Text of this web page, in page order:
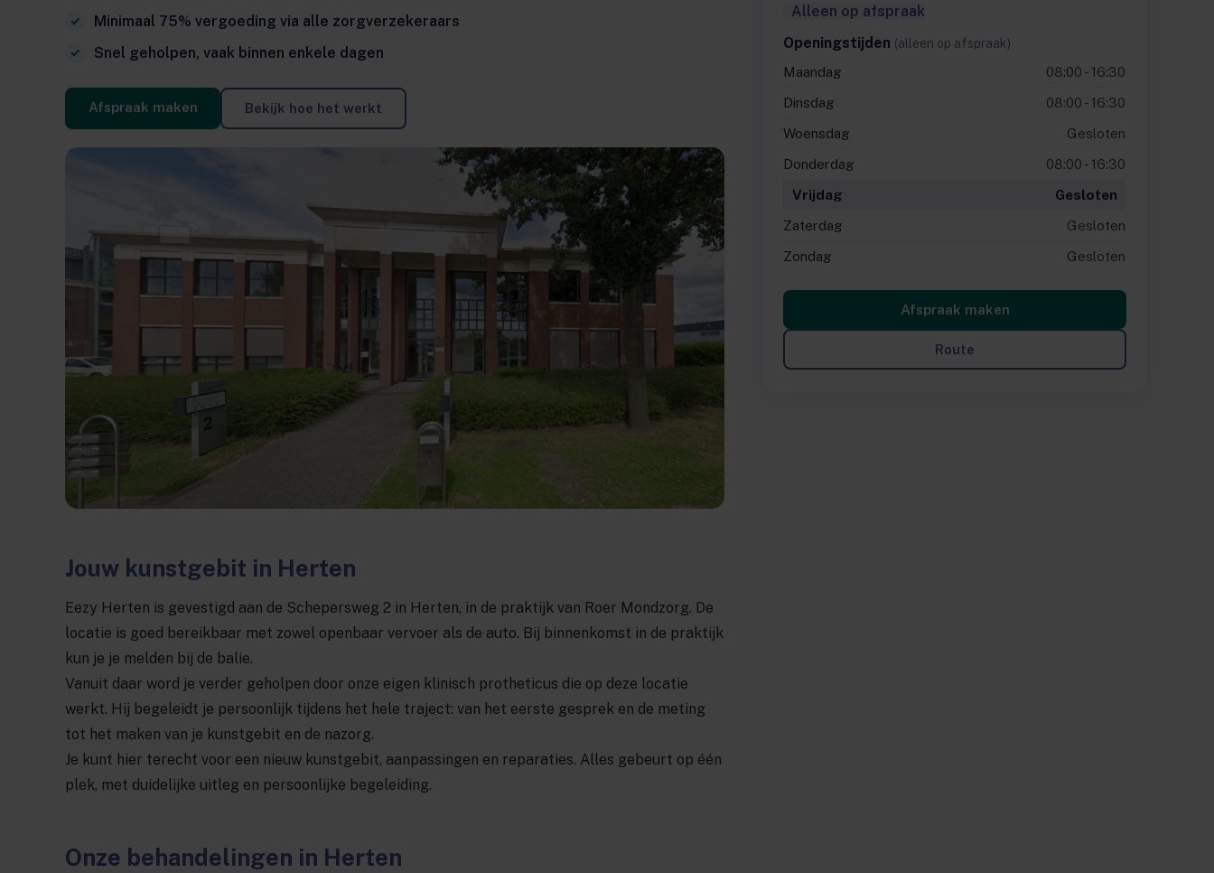
Minimaal 75% vergoeding via alle zorgverzekeraars
Snel geholpen, vaak binnen enkele dagen
Afspraak maken Bekijk hoe het werkt
Jouw kunstgebit in Herten
Eezy Herten is gevestigd aan de Schepersweg 2 in Herten, in de praktijk van Roer Mondzorg. De
locatie is goed bereikbaar met zowel openbaar vervoer als de auto. Bij binnenkomst in de praktijk
kun je je melden bij de balie.
Vanuit daar word je verder geholpen door onze eigen klinisch protheticus die op deze locatie
werkt. Hij begeleidt je persoonlijk tijdens het hele traject: van het eerste gesprek en de meting
tot het maken van je kunstgebit en de nazorg.
Je kunt hier terecht voor een nieuw kunstgebit, aanpassingen en reparaties. Alles gebeurt op één
plek, met duidelijke uitleg en persoonlijke begeleiding.
Onze behandelingen in Herten
Alleen op afspraak
Openingstijden (alleen op afspraak)
Maandag
08:00 - 16:30
Dinsdag
08:00 - 16:30
Woensdag
Gesloten
Donderdag
08:00 - 16:30
Vrijdag
Gesloten
Zaterdag
Gesloten
Zondag
Gesloten
Afspraak maken
Route